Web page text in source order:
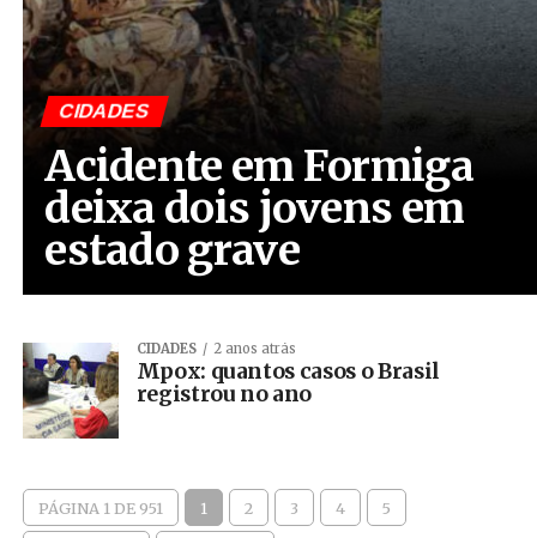
CIDADES
Acidente em Formiga
deixa dois jovens em
estado grave
CIDADES 2 anos atrás
Mpox: quantos casos o Brasil
registrou no ano
PÁGINA 1 DE 951 1 2 3 4 5